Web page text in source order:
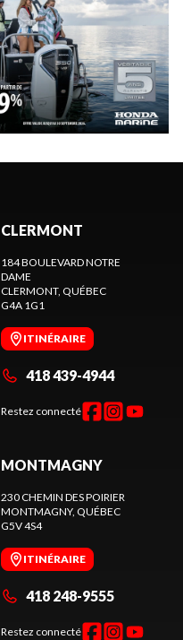
CLERMONT
184 BOULEVARD NOTRE
DAME
CLERMONT, QUÉBEC
G4A 1G1
ITINÉRAIRE
418 439-4944
Restez connecté
MONTMAGNY
230 CHEMIN DES POIRIER
MONTMAGNY, QUÉBEC
G5V 4S4
ITINÉRAIRE
418 248-9555
Restez connecté